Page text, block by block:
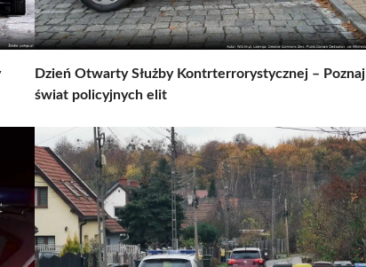
Dzień Otwarty Służby Kontrterrorystycznej – Poznaj
świat policyjnych elit